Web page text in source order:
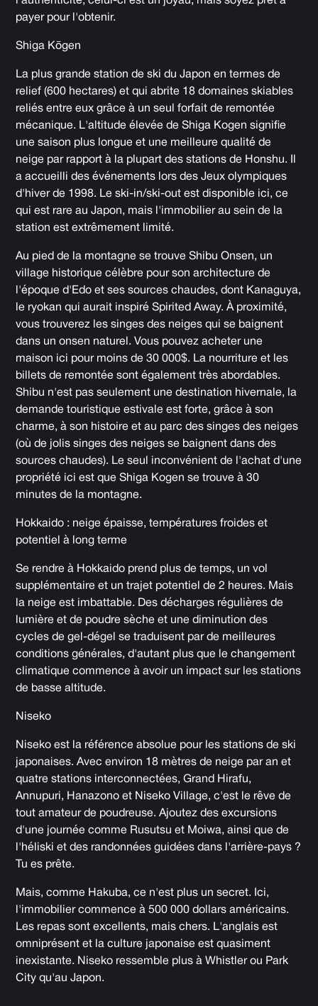
payer pour l'obtenir.
Shiga Kōgen
La plus grande station de ski du Japon en termes de
relief (600 hectares) et qui abrite 18 domaines skiables
reliés entre eux grâce à un seul forfait de remontée
mécanique. L'altitude élevée de Shiga Kogen signifie
une saison plus longue et une meilleure qualité de
neige par rapport à la plupart des stations de Honshu. Il
a accueilli des événements lors des Jeux olympiques
d'hiver de 1998. Le ski-in/ski-out est disponible ici, ce
qui est rare au Japon, mais l'immobilier au sein de la
station est extrêmement limité.
Au pied de la montagne se trouve Shibu Onsen, un
village historique célèbre pour son architecture de
l'époque d'Edo et ses sources chaudes, dont Kanaguya,
le ryokan qui aurait inspiré Spirited Away. À proximité,
vous trouverez les singes des neiges qui se baignent
dans un onsen naturel. Vous pouvez acheter une
maison ici pour moins de 30 000$. La nourriture et les
billets de remontée sont également très abordables.
Shibu n'est pas seulement une destination hivernale, la
demande touristique estivale est forte, grâce à son
charme, à son histoire et au parc des singes des neiges
(où de jolis singes des neiges se baignent dans des
sources chaudes). Le seul inconvénient de l'achat d'une
propriété ici est que Shiga Kogen se trouve à 30
minutes de la montagne.
Hokkaido : neige épaisse, températures froides et
potentiel à long terme
Se rendre à Hokkaido prend plus de temps, un vol
supplémentaire et un trajet potentiel de 2 heures. Mais
la neige est imbattable. Des décharges régulières de
lumière et de poudre sèche et une diminution des
cycles de gel-dégel se traduisent par de meilleures
conditions générales, d'autant plus que le changement
climatique commence à avoir un impact sur les stations
de basse altitude.
Niseko
Niseko est la référence absolue pour les stations de ski
japonaises. Avec environ 18 mètres de neige par an et
quatre stations interconnectées, Grand Hirafu,
Annupuri, Hanazono et Niseko Village, c'est le rêve de
tout amateur de poudreuse. Ajoutez des excursions
d'une journée comme Rusutsu et Moiwa, ainsi que de
l'héliski et des randonnées guidées dans l'arrière-pays ?
Tu es prête.
Mais, comme Hakuba, ce n'est plus un secret. Ici,
l'immobilier commence à 500 000 dollars américains.
Les repas sont excellents, mais chers. L'anglais est
omniprésent et la culture japonaise est quasiment
inexistante. Niseko ressemble plus à Whistler ou Park
City qu'au Japon.